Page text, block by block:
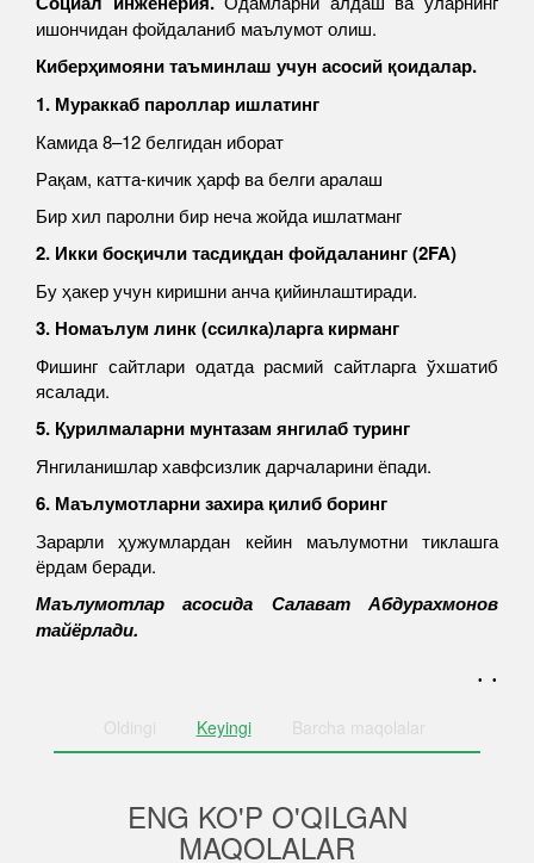
ишончидан фойдаланиб маълумот олиш.
Киберҳимояни таъминлаш учун асосий қоидалар.
1. Мураккаб пароллар ишлатинг
Камидa 8–12 белгидан иборат
Рақам, катта-кичик ҳарф ва белги аралаш
Бир хил паролни бир неча жойда ишлатманг
2. Икки босқичли тасдиқдан фойдаланинг (2FA)
Бу ҳакер учун киришни анча қийинлаштиради.
3. Номаълум линк (ссилка)ларгакирманг
Фишинг сайтлари одатда расмий сайтларга ўхшатиб
ясалади.
5. Қурилмаларни мунтазам янгилаб туринг
Янгиланишлар хавфсизлик дарчаларини ёпади.
6. Маълумотларни захира қилиб боринг
Зарарли ҳужумлардан кейин маълумотни тиклашга
ёрдам беради.
Маълумотлар асосида Салават Абдурахмонов
тайёрлади.
. .
Oldingi Keyingi Barcha maqolalar
ENG KO'P O'QILGAN
MAQOLALAR